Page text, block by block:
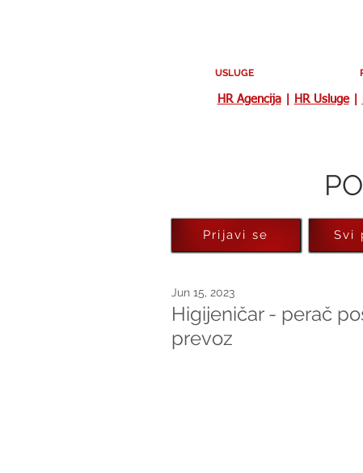
USLUGE
HR Agencija| HR Usluge|
Higijeničar - perač
prevoz
Jun 15, 2023
Prijavi se Svi